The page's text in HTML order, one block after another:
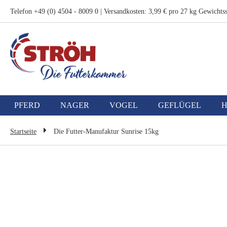
Telefon +49 (0) 4504 - 8009 0 | Versandkosten: 3,99 € pro 27 kg
Zum
Inhalt
springen
PFERD NAGER VOGEL GEFLÜGEL
Startseite Die Futter-Manufaktur Sunrise 15kg